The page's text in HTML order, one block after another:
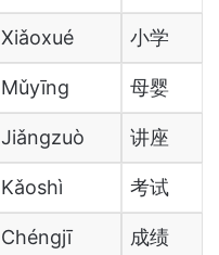
Xiǎoxué 小学
Mǔyīng 母婴
Jiǎngzuò 讲座
Kǎoshì 考试
Chéngjī 成绩